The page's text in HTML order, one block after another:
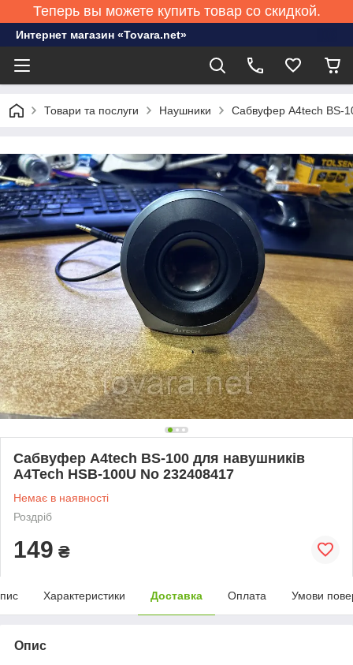
Теперь вы можете купить товар со скидкой.
Интернет магазин «Tovara.net»
Товари та послуги Наушники Сабвуфер A4tech BS-
Сабвуфер A4tech BS-100 для навушників
A4Tech HSB-100U No 232408417
Немає в наявності
Роздріб
149 ₴
Характеристики Доставка Оплата Умови
Опис